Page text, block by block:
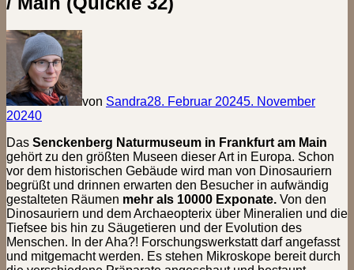
von Sandra28. Februar 20245. November
20240
Das Senckenberg Naturmuseum in Frankfurt am Main
gehört zu den größten Museen dieser Art in Europa. Schon
vor dem historischen Gebäude wird man von Dinosauriern
begrüßt und drinnen erwarten den Besucher in aufwändig
gestalteten Räumen mehr als 10000 Exponate. Von den
Dinosauriern und dem Archaeopterix über Mineralien und die
Tiefsee bis hin zu Säugetieren und der Evolution des
Menschen. In der Aha?! Forschungswerkstatt darf angefasst
und mitgemacht werden. Es stehen Mikroskope bereit durch